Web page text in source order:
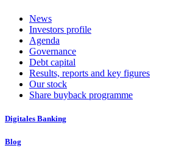
News
Investors profile
Agenda
Governance
Debt capital
Results, reports and key figures
Our stock
Share buyback programme
Digitales Banking
Blog